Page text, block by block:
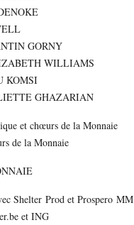
GORNY
WILLIAMS
KOMSI
GHAZARIAN
et chœurs de la Monnaie
de la Monnaie
Shelter Prod et Prospero
et ING